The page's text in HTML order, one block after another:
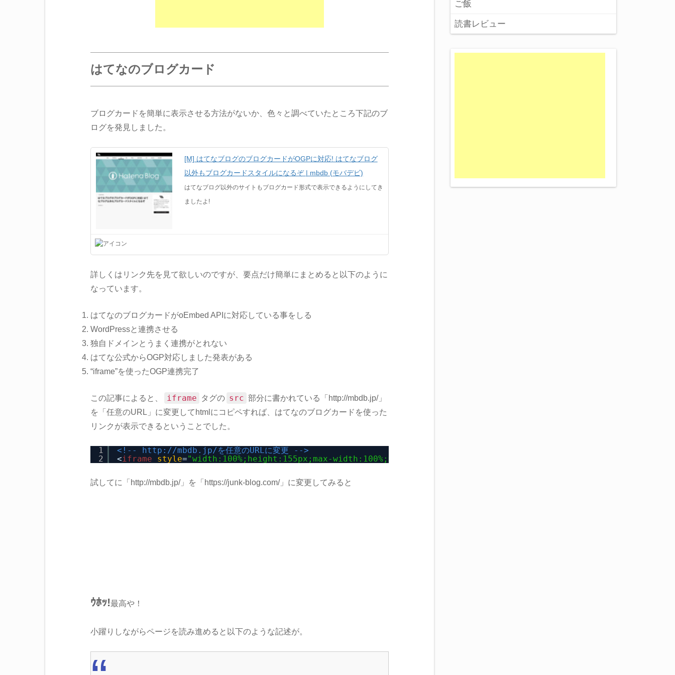
はてなのブログカード
ブログカードを簡単に表示させる方法がないか、色々と調べていたところ下記のブ
ログを発見しました。
[M] はてなブログのブログカードがOGPに対応! はてなブログ
以外もブログカードスタイルになるぞ | mbdb (モバデビ)
はてなブログ以外のサイトもブログカード形式で表示できるようにしてき
ましたよ!
詳しくはリンク先を見て欲しいのですが、要点だけ簡単にまとめると以下のように
なっています。
はてなのブログカードがoEmbed APIに対応している事をしる
WordPressと連携させる
独自ドメインとうまく連携がとれない
はてな公式からOGP対応しました発表がある
“iframe”を使ったOGP連携完了
この記事によると、 iframe タグの src 部分に書かれている「http://mbdb.jp/」
を「任意のURL」に変更してhtmlにコピペすれば、はてなのブログカードを使った
リンクが表示できるということでした。
1
2
<!-- http://mbdb.jp/を任意のURLに変更 -->
<iframe style="width:100%;height:155px;max-width:100%;margin:0 0 1.7rem;display:block;"
試してに「http://mbdb.jp/」を「https://junk-blog.com/」に変更してみると
ｳﾎｯ!最高や！
小躍りしながらページを読み進めると以下のような記述が。
ご飯
読書レビュー